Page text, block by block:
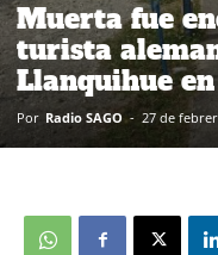
Muerta fue
turista
Llanquihue
Por Radio SAGO - 27 de